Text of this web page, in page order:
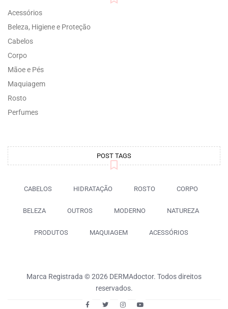
Acessórios
Beleza, Higiene e Proteção
Cabelos
Corpo
Mãoe e Pés
Maquiagem
Rosto
Perfumes
POST TAGS
CABELOS HIDRATAÇÃO ROSTO CORPO
BELEZA OUTROS MODERNO NATUREZA
PRODUTOS MAQUIAGEM ACESSÓRIOS
Marca Registrada © 2026 DERMAdoctor. Todos direitos
reservados.